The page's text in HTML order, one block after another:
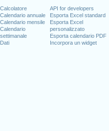
Calcolatore
Calendario annuale
Calendario mensile
Calendario
settimanale
Dati
API for developers
Esporta Excel standard
Esporta Excel
personalizzato
Esporta calendario PDF
Incorpora un widget